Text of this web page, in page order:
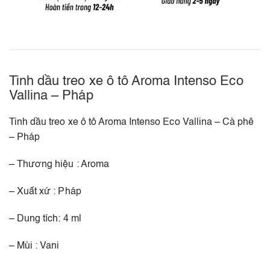
Tinh dầu treo xe ô tô Aroma Intenso Eco
Vallina – Pháp
Tinh dầu treo xe ô tô Aroma Intenso Eco Vallina – Cà phê
– Pháp
– Thương hiệu : Aroma
– Xuất xứ : Pháp
– Dung tích: 4 ml
– Mùi : Vani